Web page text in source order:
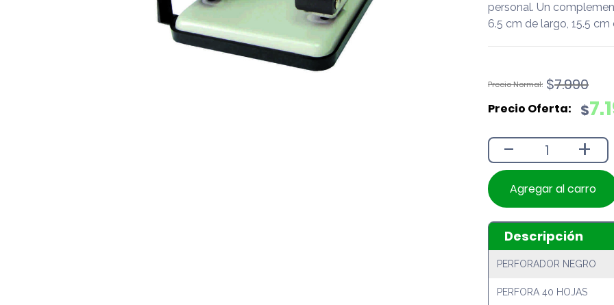
personal. Un
6.5 cm de largo, 15.5
$7.990
El
original
$7.990.
$
El
actual
$7.190.
- +
Agregar al carro
Descripción
PERFORADOR NEGRO
PERFORA 40 HOJAS